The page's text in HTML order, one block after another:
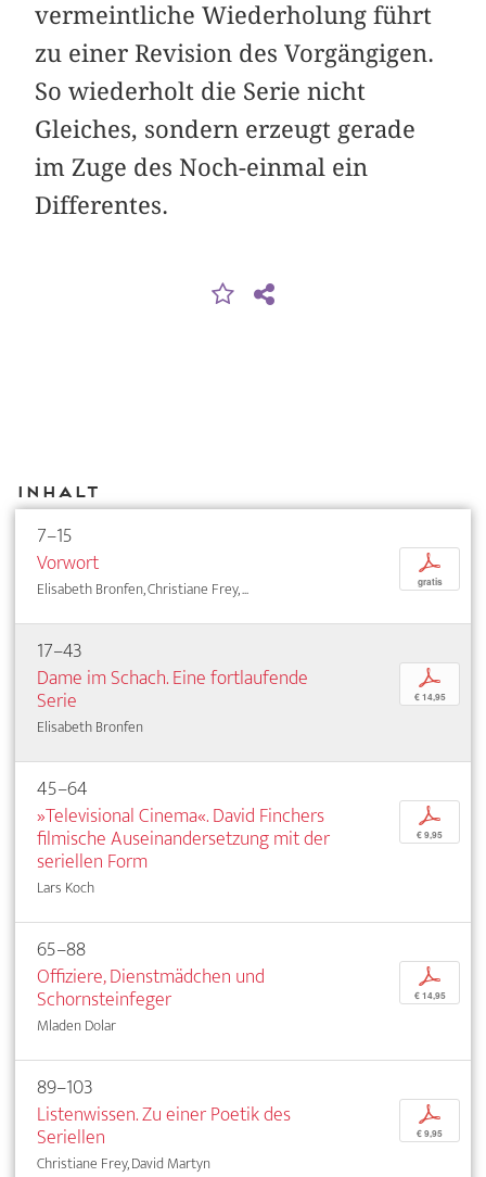
vermeintliche Wiederholung führt
zu einer Revision des Vorgängigen.
So wiederholt die Serie nicht
Gleiches, sondern erzeugt gerade
im Zuge des Noch-einmal ein
Differentes.
Inhalt
7–15
Vorwort
Elisabeth Bronfen, Christiane Frey, ...
p
gratis
17–43
Dame im Schach. Eine fortlaufende
Serie
Elisabeth Bronfen
p
€ 14,95
45–64
»Televisional Cinema«. David Finchers
filmische Auseinandersetzung mit der
seriellen Form
Lars Koch
p
€ 9,95
65–88
Offiziere, Dienstmädchen und
Schornsteinfeger
Mladen Dolar
p
€ 14,95
89–103
Listenwissen. Zu einer Poetik des
Seriellen
Christiane Frey, David Martyn
p
€ 9,95